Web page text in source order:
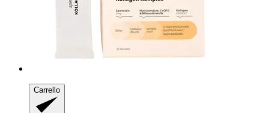
Carrello